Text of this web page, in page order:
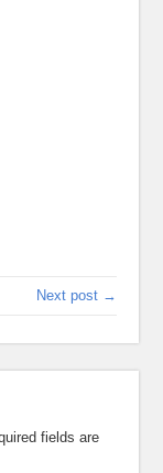
Next post →
fields are